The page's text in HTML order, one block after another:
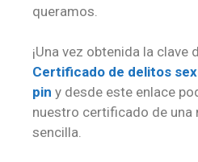
queramos.
¡Una vez obtenida la clave
Certificado de delitos
pin y desde este enlace
nuestro certificado de una
sencilla.